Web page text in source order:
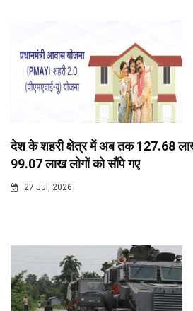
देश के शहरी क्षेत्र में अब तक 127.68
99.07 लाख लोगों को सौंपे गए
27 Jul, 2026